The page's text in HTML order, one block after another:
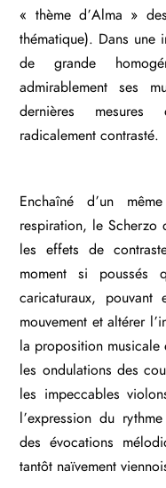
« thème d’Alma »
thématique). Dans une
de grande
admirablement ses
dernières
radicalement contrasté.
Enchaîné d’un
respiration, le Scherzo
les effets de
moment si poussés
caricaturaux, pouvant
mouvement et altérer
la proposition musicale
les ondulations des
les impeccables
l’expression du
des évocations
tantôt naïvement